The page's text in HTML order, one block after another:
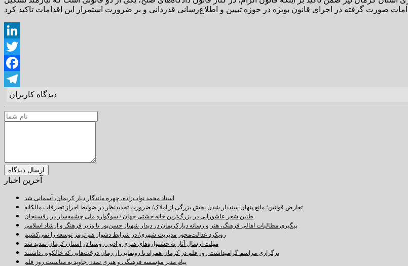
LinkedIn
Twitter
Facebook
Telegram
دیدگاه کاربران
آخرین اخبار
استاد محمد نواب‌زاده، چهره ماندگار دیار کریمان، آسمانی شد
تعارض قوانین؛ مانع پنهان سنددار شدن بخش بزرگی از املاک/ ضرورت تجدیدنظر در ضوابط احراز تصرفات مالکانه
طنین شعر عاشورایی در بزرگ‌ترین خانه خشتی جهان / سوگواره ملی چشمه‌سار در رفسنجان
پیگیری مطالبات اهالی فرهنگ، هنر و رسانه دیارکریمان در دیدار شهباز حسن‌پور با وزیر فرهنگ و ارشاد اسلامی
رویکرد عدالت‌محور مدیریت شهری/ در شرایط دشوار هم ترمز توسعه را نمی‌کشیم
مهلت ارسال آثار به جشنواره‌های هنری و ادبی روستا در استان کرمان تمدید شد
برگزاری مراسم گرامیداشت روز قلم در کرمان همراه با رونمایی از رمان درخت‌هایی که خالکوبی داشتند
پیام مدیر مؤسسه فرهنگی و هنری تمدن جاوید به مناسبت روز قلم